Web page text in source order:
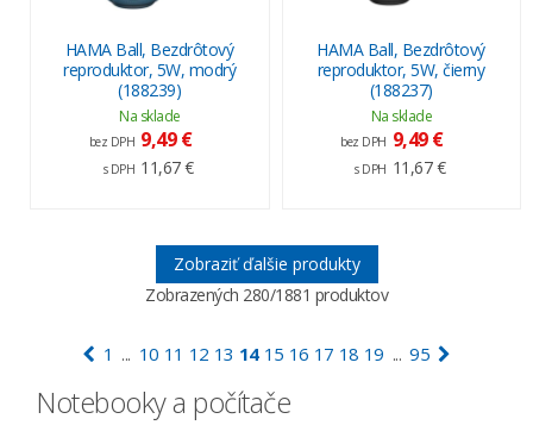
HAMA Ball, Bezdrôtový
reproduktor, 5W, modrý
(188239)
Na sklade
bez DPH 9,49 €
s DPH 11,67 €
HAMA Ball, Bezdrôtový
reproduktor, 5W, čierny
(188237)
Na sklade
bez DPH 9,49 €
s DPH 11,67 €
Zobraziť ďalšie produkty
Zobrazených 280/1881 produktov
1 ... 10 11 12 13 14 15 16 17 18 19 ... 95
Notebooky a počítače